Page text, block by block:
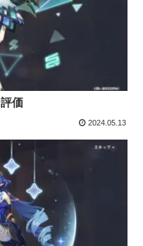
価
2024.05.13